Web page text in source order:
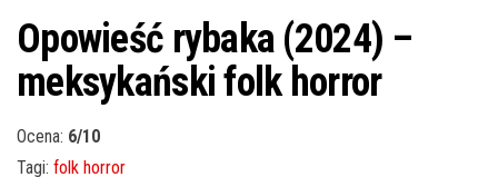
Opowieść rybaka (2024) –
meksykański folk horror
Ocena: 6/10
Tagi: folk horror